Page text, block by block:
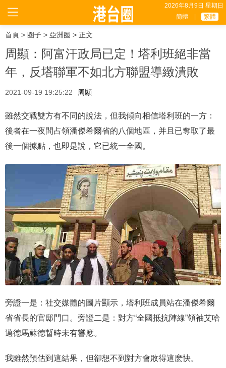
2026年8月9日 星期日
簡體
繁體
首頁 > 圈子 > 亞洲圈 > 正文
周顯：阿富汗政局已定！塔利班絕非當
年，反塔聯軍不如北方聯盟導緻潰敗
2021-09-19 19:25:22 周顯
雖然交戰雙方有不同的說法，但我傾向相信塔利班的一方：
後者在一夜間占領潘傑希爾省的八個地區，并且已奪取了最
後一個據點，也即是說，它已統一全國。
旁證一是：社交媒體的圖片顯示，塔利班成員站在潘傑希爾
省省長的官邸門口。旁證二是：對方“全國抵抗陣線”領袖艾哈
邁德馬蘇德暫時未有響應。
我雖然預估到這結果，但卻想不到對方會敗得這麽快。